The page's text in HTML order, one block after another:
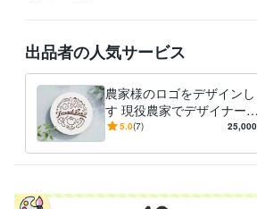
出品者の人気サービス
農家様のロゴをデザインし
す 現役農家でデザイナー！
農家様のお役に立ちたい!
5.0(7) 25,000